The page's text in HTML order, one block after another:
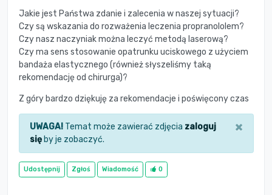
Jakie jest Państwa zdanie i zalecenia w naszej sytuacji?
Czy są wskazania do rozważenia leczenia propranololem?
Czy nasz naczyniak można leczyć metodą laserową?
Czy ma sens stosowanie opatrunku uciskowego z użyciem
bandaża elastycznego (również słyszeliśmy taką
rekomendację od chirurga)?
Z góry bardzo dziękuję za rekomendacje i poświęcony czas
UWAGA! Temat może zawierać zdjęcia zaloguj
się by je zobaczyć.
×
Udostępnij Zgłoś Wiadomość 0